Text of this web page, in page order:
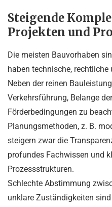
Steigende
Projekten und
Die meisten Bauvorhaben
haben technische,
Neben der reinen
Verkehrsführung, Belange
Förderbedingungen zu
Planungsmethoden, z. B.
steigern zwar die
profundes Fachwissen und
Prozessstrukturen.
Schlechte Abstimmung
unklare Zuständigkeiten